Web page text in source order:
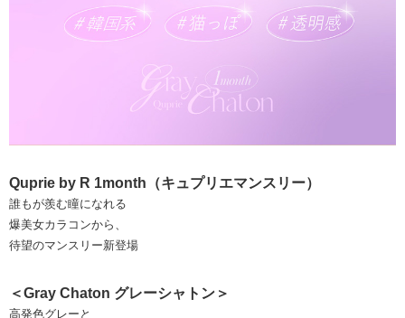
Quprie by R 1month（キュプリエマンスリー）
誰もが羨む瞳になれる
爆美女カラコンから、
待望のマンスリー新登場
＜Gray Chaton グレーシャトン＞
高発色グレーと